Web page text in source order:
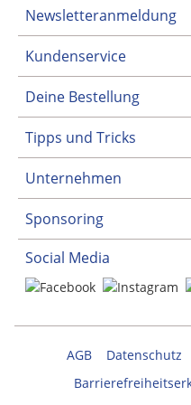
Newsletteranmeldung
Kundenservice
Deine Bestellung
Tipps und Tricks
Unternehmen
Sponsoring
Social Media
AGB Datenschutz